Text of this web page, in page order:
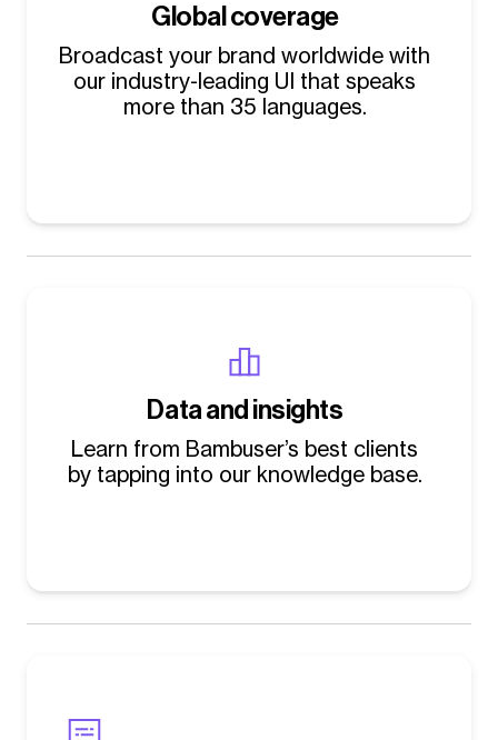
Global coverage
Broadcast your brand worldwide with
our industry-leading UI that speaks
more than 35 languages.
Data and insights
Learn from Bambuser’s best clients
by tapping into our knowledge base.